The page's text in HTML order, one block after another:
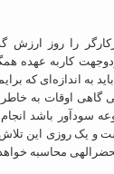
را روز ارزش
کاربه عهده
به اندازه‌ای که
گاهی اوقات به
سودآور باشد
یک روزی این تلاش
محاسبه